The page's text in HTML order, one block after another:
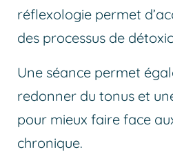
réflexologie permet
des processus de
Une séance permet
redonner du tonus et
pour mieux faire face
chronique.